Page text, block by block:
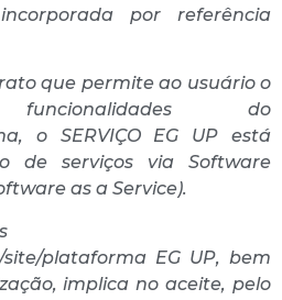
por referência
que permite ao usuário o
do
o SERVIÇO EG UP está
de serviços via Software
as a Service).
plataforma EG UP, bem
implica no aceite, pelo